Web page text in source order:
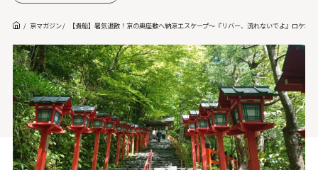
京マガジン 【貴船】暑気退散！京の奥座敷へ納涼エスケープ～『リバー、流れないでよ』ロケ地